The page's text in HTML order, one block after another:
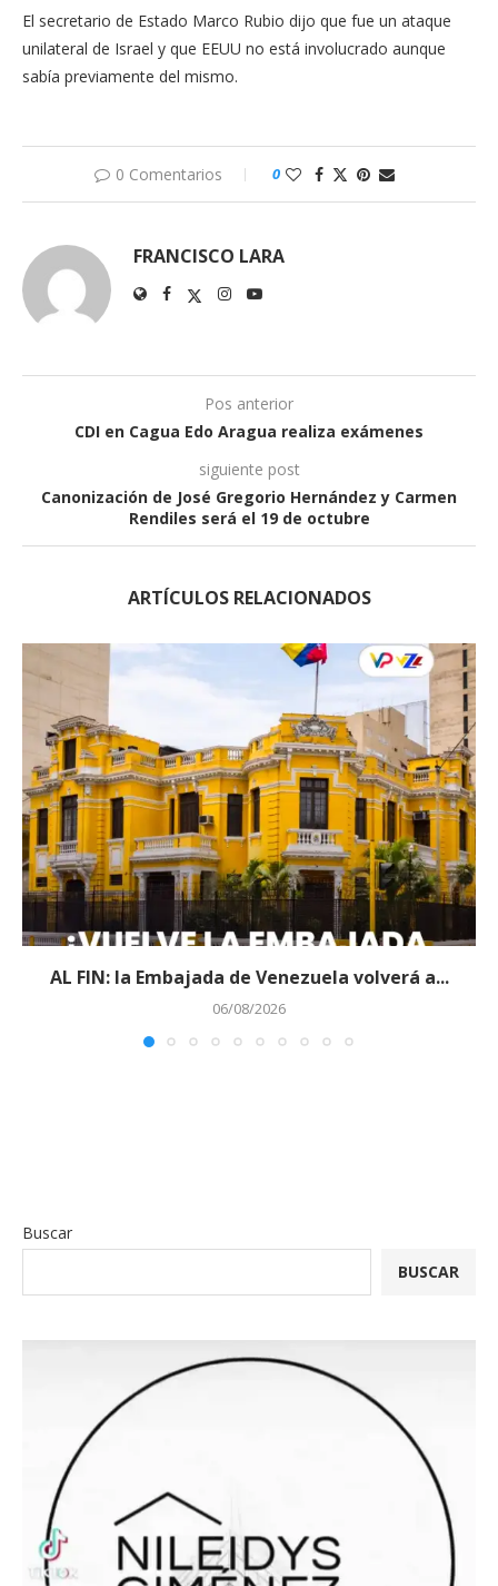
El secretario de Estado Marco Rubio dijo que fue un ataque
unilateral de Israel y que EEUU no está involucrado aunque
sabía previamente del mismo.
0 Comentarios 0
FRANCISCO LARA
Pos anterior
CDI en Cagua Edo Aragua realiza exámenes
siguiente post
Canonización de José Gregorio Hernández y Carmen
Rendiles será el 19 de octubre
ARTÍCULOS RELACIONADOS
AL FIN: la Embajada de Venezuela volverá a...
06/08/2026
Buscar
BUSCAR